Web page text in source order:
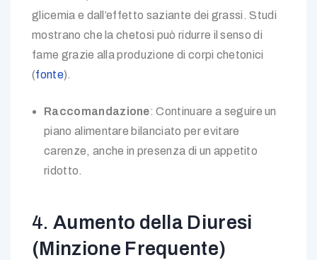
glicemia e dall’effetto saziante dei grassi. Studi
mostrano che la chetosi può ridurre il senso di
fame grazie alla produzione di corpi chetonici
(fonte).
Raccomandazione: Continuare a seguire un
piano alimentare bilanciato per evitare
carenze, anche in presenza di un appetito
ridotto.
4. Aumento della Diuresi
(Minzione Frequente)